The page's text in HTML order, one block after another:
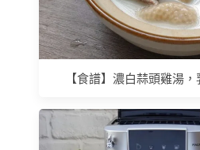
【食譜】濃白蒜頭雞湯